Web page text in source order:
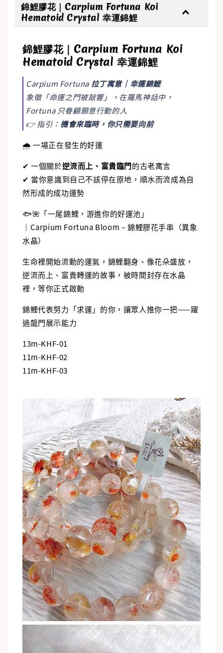
✨【水晶福袋】🔮 搶來的福袋沒中獎？水晶福
袋幫你翻盤💎能量UP💎
NT$ 388
NT$ 488
加入購物車
錦鯉膠花｜Carpium Fortuna Koi
Hematoid Crystal 幸運錦鯉
錦鯉膠花｜Carpium Fortuna Koi
Hematoid Crystal 幸運錦鯉
Carpium Fortuna 拉丁寓意｜ 幸運錦鯉
象徵「命運之門被敲響」，在羅馬神話中，
Fortuna 只眷顧願意行動的人
👉 指引： 機會來臨時，你只需要向前
🌧️ 一場正在發生的好運
✔ 一個關於逆流而上、富貴臨門的古老寓言
✔ 當你意識到自己不該停在原地，順水而流成為自
然形成的成功運勢
🐟🌺「一尾錦鯉，游進你的好運池」
｜Carpium Fortuna Bloom – 錦鯉膠花手串（異象
水晶）
生命裡開始流動的運氣，錦鯉翻身、像花朵盛放，
逆流而上、富貴轉運的故事，被時間封存在水晶
裡，等你正式啟動
錦鯉代表努力「求運」的你，讓眾人推你一把——躍
過龍門展示能力
13m-KHF-01
11m-KHF-02
11m-KHF-03